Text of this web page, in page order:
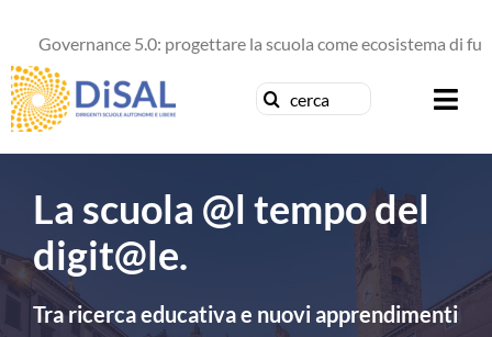
contenuto
Governance 5.0: progettare la scuola come ecosistema di
Cerca
News
Formazione
La scuola @l tempo del
digit@le.
Tra ricerca educativa e nuovi apprendimenti